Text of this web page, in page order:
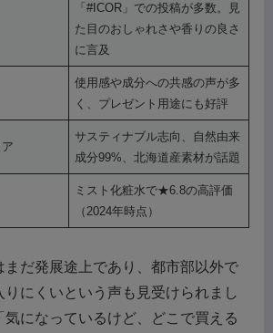
「#ICOR」での投稿が多数。見
た目のおしゃれさや香りの良さ
に言及
使用感や成分への共感の声が多
く、プレゼント用途にも好評
サスティナブル志向、自然由来
成分99%、北海道産素材が話題
ミスト化粧水で★6.8の高評価
（2024年時点）
まだ発展途上であり、都市部以外で
りにくいという声も見受けられまし
気になっているけど、どこで買える